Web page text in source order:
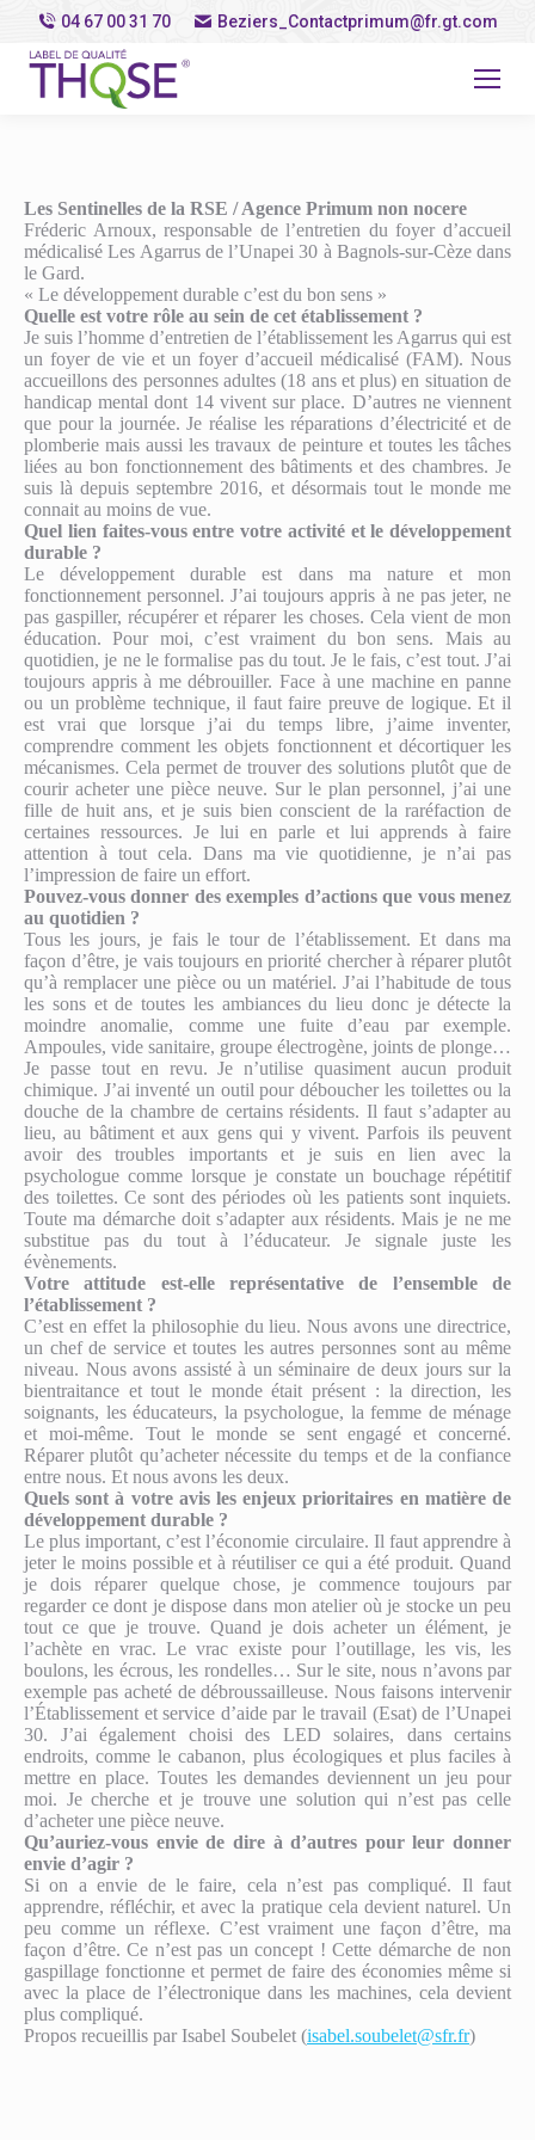
04 67 00 31 70 Beziers_Contactprimum@fr.gt.com
Les Sentinelles de la RSE / Agence Primum non nocere
Fréderic Arnoux, responsable de l’entretien du foyer d’accueil
médicalisé Les Agarrus de l’Unapei 30 à Bagnols-sur-Cèze dans
le Gard.
« Le développement durable c’est du bon sens »
Quelle est votre rôle au sein de cet établissement ?
Je suis l’homme d’entretien de l’établissement les Agarrus qui est
un foyer de vie et un foyer d’accueil médicalisé (FAM). Nous
accueillons des personnes adultes (18 ans et plus) en situation de
handicap mental dont 14 vivent sur place. D’autres ne viennent
que pour la journée. Je réalise les réparations d’électricité et de
plomberie mais aussi les travaux de peinture et toutes les tâches
liées au bon fonctionnement des bâtiments et des chambres. Je
suis là depuis septembre 2016, et désormais tout le monde me
connait au moins de vue.
Quel lien faites-vous entre votre activité et le développement
durable ?
Le développement durable est dans ma nature et mon
fonctionnement personnel. J’ai toujours appris à ne pas jeter, ne
pas gaspiller, récupérer et réparer les choses. Cela vient de mon
éducation. Pour moi, c’est vraiment du bon sens. Mais au
quotidien, je ne le formalise pas du tout. Je le fais, c’est tout. J’ai
toujours appris à me débrouiller. Face à une machine en panne
ou un problème technique, il faut faire preuve de logique. Et il
est vrai que lorsque j’ai du temps libre, j’aime inventer,
comprendre comment les objets fonctionnent et décortiquer les
mécanismes. Cela permet de trouver des solutions plutôt que de
courir acheter une pièce neuve. Sur le plan personnel, j’ai une
fille de huit ans, et je suis bien conscient de la raréfaction de
certaines ressources. Je lui en parle et lui apprends à faire
attention à tout cela. Dans ma vie quotidienne, je n’ai pas
l’impression de faire un effort.
Pouvez-vous donner des exemples d’actions que vous menez
au quotidien ?
Tous les jours, je fais le tour de l’établissement. Et dans ma
façon d’être, je vais toujours en priorité chercher à réparer plutôt
qu’à remplacer une pièce ou un matériel. J’ai l’habitude de tous
les sons et de toutes les ambiances du lieu donc je détecte la
moindre anomalie, comme une fuite d’eau par exemple.
Ampoules, vide sanitaire, groupe électrogène, joints de plonge…
Je passe tout en revu. Je n’utilise quasiment aucun produit
chimique. J’ai inventé un outil pour déboucher les toilettes ou la
douche de la chambre de certains résidents. Il faut s’adapter au
lieu, au bâtiment et aux gens qui y vivent. Parfois ils peuvent
avoir des troubles importants et je suis en lien avec la
psychologue comme lorsque je constate un bouchage répétitif
des toilettes. Ce sont des périodes où les patients sont inquiets.
Toute ma démarche doit s’adapter aux résidents. Mais je ne me
substitue pas du tout à l’éducateur. Je signale juste les
évènements.
Votre attitude est-elle représentative de l’ensemble de
l’établissement ?
C’est en effet la philosophie du lieu. Nous avons une directrice,
un chef de service et toutes les autres personnes sont au même
niveau. Nous avons assisté à un séminaire de deux jours sur la
bientraitance et tout le monde était présent : la direction, les
soignants, les éducateurs, la psychologue, la femme de ménage
et moi-même. Tout le monde se sent engagé et concerné.
Réparer plutôt qu’acheter nécessite du temps et de la confiance
entre nous. Et nous avons les deux.
Quels sont à votre avis les enjeux prioritaires en matière de
développement durable ?
Le plus important, c’est l’économie circulaire. Il faut apprendre à
jeter le moins possible et à réutiliser ce qui a été produit. Quand
je dois réparer quelque chose, je commence toujours par
regarder ce dont je dispose dans mon atelier où je stocke un peu
tout ce que je trouve. Quand je dois acheter un élément, je
l’achète en vrac. Le vrac existe pour l’outillage, les vis, les
boulons, les écrous, les rondelles… Sur le site, nous n’avons par
exemple pas acheté de débroussailleuse. Nous faisons intervenir
l’Établissement et service d’aide par le travail (Esat) de l’Unapei
30. J’ai également choisi des LED solaires, dans certains
endroits, comme le cabanon, plus écologiques et plus faciles à
mettre en place. Toutes les demandes deviennent un jeu pour
moi. Je cherche et je trouve une solution qui n’est pas celle
d’acheter une pièce neuve.
Qu’auriez-vous envie de dire à d’autres pour leur donner
envie d’agir ?
Si on a envie de le faire, cela n’est pas compliqué. Il faut
apprendre, réfléchir, et avec la pratique cela devient naturel. Un
peu comme un réflexe. C’est vraiment une façon d’être, ma
façon d’être. Ce n’est pas un concept ! Cette démarche de non
gaspillage fonctionne et permet de faire des économies même si
avec la place de l’électronique dans les machines, cela devient
plus compliqué.
Propos recueillis par Isabel Soubelet (isabel.soubelet@sfr.fr)